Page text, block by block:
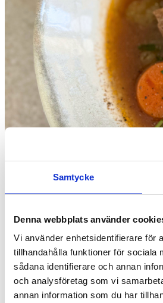
Samtycke
Denna webbplats använder
Vi använder enhetsidentifierare för
tillhandahålla funktioner för sociala
sådana identifierare och annan
och analysföretag som vi
annan information som du har